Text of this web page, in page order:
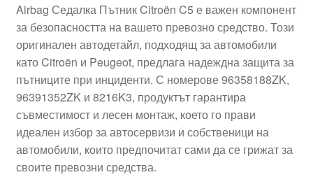
Контакт
Моята сметка
Плащанията
Политика за поверителност
Правила и условия
Airbag Седалка Пътник Citroën C5 е важен компонент
за безопасността на вашето превозно средство. Този
оригинален автодетайл, подходящ за автомобили
като Citroën и Peugeot, предлага надеждна защита за
пътниците при инциденти. С номерове 96358188ZK,
96391352ZK и 8216K3, продуктът гарантира
съвместимост и лесен монтаж, което го прави
идеален избор за автосервизи и собственици на
автомобили, които предпочитат сами да се грижат за
своите превозни средства.